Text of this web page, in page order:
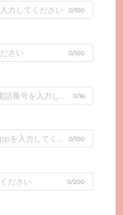
0/100
0/100
0/16
0/100
0/200